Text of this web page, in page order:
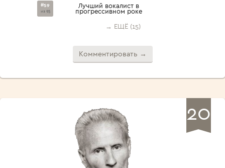
#59
из 95
Лучший вокалист в
прогрессивном роке
→ ЕЩЁ (15)
Комментировать →
20